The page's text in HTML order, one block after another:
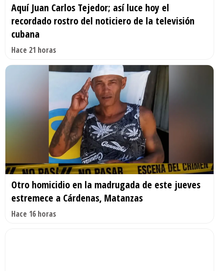
Aquí Juan Carlos Tejedor; así luce hoy el
recordado rostro del noticiero de la televisión
cubana
Hace 21 horas
Otro homicidio en la madrugada de este jueves
estremece a Cárdenas, Matanzas
Hace 16 horas